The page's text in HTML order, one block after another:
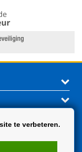
te verbeteren.